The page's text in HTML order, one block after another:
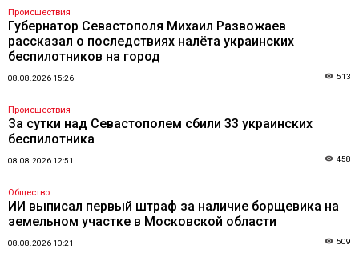
Происшествия
Губернатор Севастополя Михаил Развожаев
рассказал о последствиях налёта украинских
беспилотников на город
08.08.2026 15:26 513
Происшествия
За сутки над Севастополем сбили 33 украинских
беспилотника
08.08.2026 12:51 458
Общество
ИИ выписал первый штраф за наличие борщевика на
земельном участке в Московской области
08.08.2026 10:21 509